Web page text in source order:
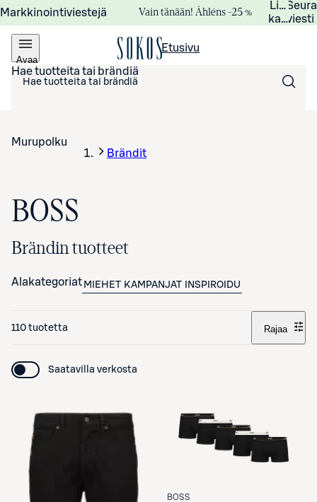
Markkinointiviestejä Vain tänään! Åhléns –25 %
viesti
Avaa
valikko
Etusivu
Hae tuotteita tai brändiä
Murupolku
Brändit
BOSS
Brändin tuotteet
Alakategoriat MIEHET KAMPANJAT INSPIROIDU
110 tuotetta Rajaa
Saatavilla verkosta
BOSS